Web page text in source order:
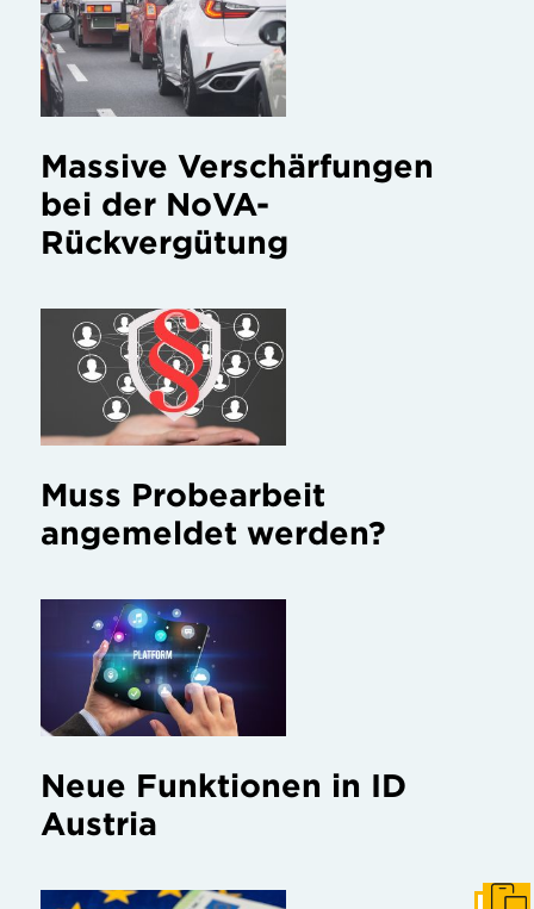
Massive Verschärfungen
bei der NoVA-
Rückvergütung
Muss Probearbeit
angemeldet werden?
Neue Funktionen in ID
Austria